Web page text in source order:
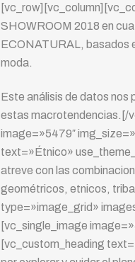
SHOWROOM 2018 en
ECONATURAL, basados
moda.
Este análisis de datos nos
estas macrotendencias.[/
image=»5479″
text=»Étnico»
atreve con las
geométricos, etnicos,
type=»image_grid»
[vc_single_image
[vc_custom_heading